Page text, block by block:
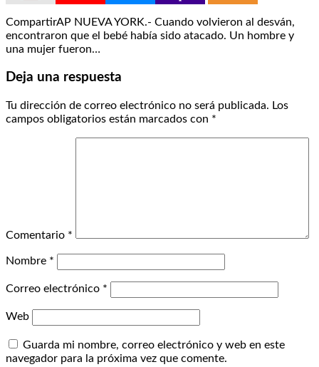
CompartirAP NUEVA YORK.- Cuando volvieron al desván,
encontraron que el bebé había sido atacado. Un hombre y
una mujer fueron…
Deja una respuesta
Tu dirección de correo electrónico no será publicada. Los
campos obligatorios están marcados con *
Comentario *
Nombre *
Correo electrónico *
Web
Guarda mi nombre, correo electrónico y web en este
navegador para la próxima vez que comente.